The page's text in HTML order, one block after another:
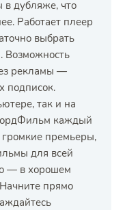
дубляже, что
Работает плеер
выбрать
Возможность
рекламы —
подписок.
так и на
каждый
громкие премьеры,
для всей
— в хорошем
прямо